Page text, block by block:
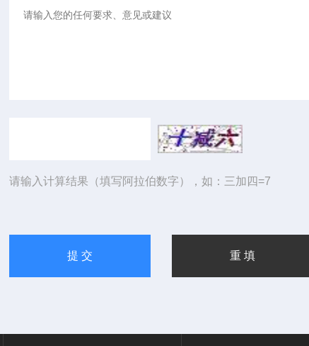
请输入计算结果（填写阿拉伯数字），如：三加四=7